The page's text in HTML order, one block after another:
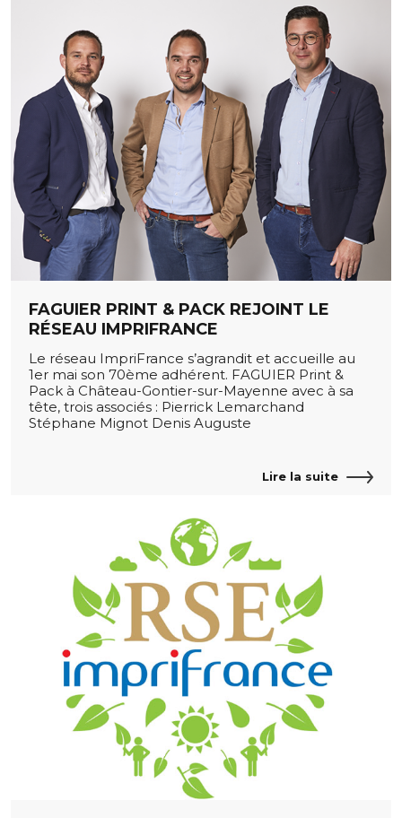
FAGUIER PRINT & PACK REJOINT LE
RÉSEAU IMPRIFRANCE
Le réseau ImpriFrance s’agrandit et accueille au
1er mai son 70ème adhérent. FAGUIER Print &
Pack à Château-Gontier-sur-Mayenne avec à sa
tête, trois associés : Pierrick Lemarchand
Stéphane Mignot Denis Auguste
Lire la suite